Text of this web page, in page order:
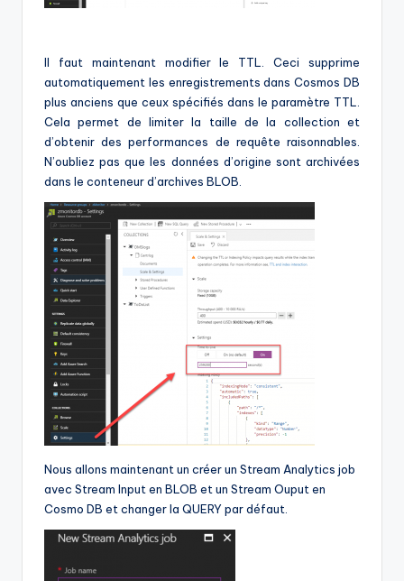
Il faut maintenant modifier le TTL. Ceci supprime
automatiquement les enregistrements dans Cosmos DB
plus anciens que ceux spécifiés dans le paramètre TTL.
Cela permet de limiter la taille de la collection et
d’obtenir des performances de requête raisonnables.
N’oubliez pas que les données d’origine sont archivées
dans le conteneur d’archives BLOB.
Nous allons maintenant un créer un Stream Analytics job
avec Stream Input en BLOB et un Stream Ouput en
Cosmo DB et changer la QUERY par défaut.